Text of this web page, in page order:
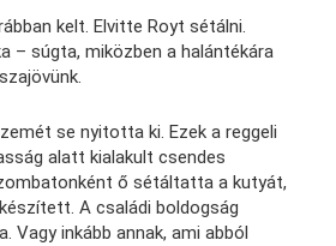
kelt. Elvitte Royt sétálni.
– súgta, miközben a halántékára
se nyitotta ki. Ezek a reggeli
alatt kialakult csendes
ő sétáltatta a kutyát,
A családi boldogság
Vagy inkább annak, ami abból